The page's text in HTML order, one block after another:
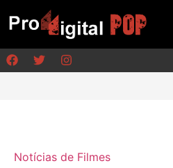
Notícias de Filmes